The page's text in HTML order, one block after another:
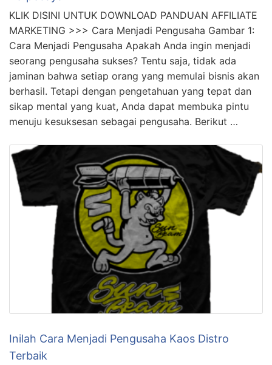
Inilah Cara Menjadi Pengusaha Bahan Bangunan
Terpecaya
KLIK DISINI UNTUK DOWNLOAD PANDUAN AFFILIATE
MARKETING >>> Cara Menjadi Pengusaha Gambar 1:
Cara Menjadi Pengusaha Apakah Anda ingin menjadi
jaminan bahwa setiap orang yang memulai bisnis akan
berhasil. Tetapi dengan pengetahuan yang tepat dan
sikap mental yang kuat, Anda dapat membuka pintu
menuju kesuksesan sebagai pengusaha. Berikut …